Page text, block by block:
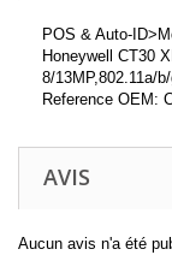
POS & Auto-
Honeywell CT30
8/13MP,802.11a/
Reference OEM:
AVIS
Aucun avis n'a été